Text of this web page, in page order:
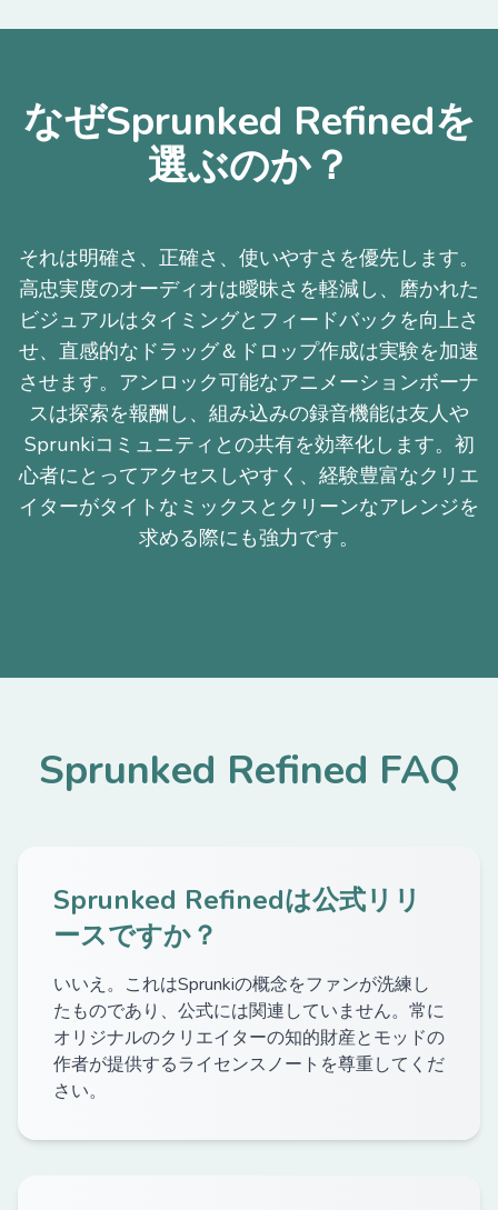
なぜSprunked Refinedを
選ぶのか？
それは明確さ、正確さ、使いやすさを優先します。
高忠実度のオーディオは曖昧さを軽減し、磨かれた
ビジュアルはタイミングとフィードバックを向上さ
せ、直感的なドラッグ＆ドロップ作成は実験を加速
させます。アンロック可能なアニメーションボーナ
スは探索を報酬し、組み込みの録音機能は友人や
Sprunkiコミュニティとの共有を効率化します。初
心者にとってアクセスしやすく、経験豊富なクリエ
イターがタイトなミックスとクリーンなアレンジを
求める際にも強力です。
Sprunked Refined FAQ
Sprunked Refinedは公式リリ
ースですか？
いいえ。これはSprunkiの概念をファンが洗練し
たものであり、公式には関連していません。常に
オリジナルのクリエイターの知的財産とモッドの
作者が提供するライセンスノートを尊重してくだ
さい。